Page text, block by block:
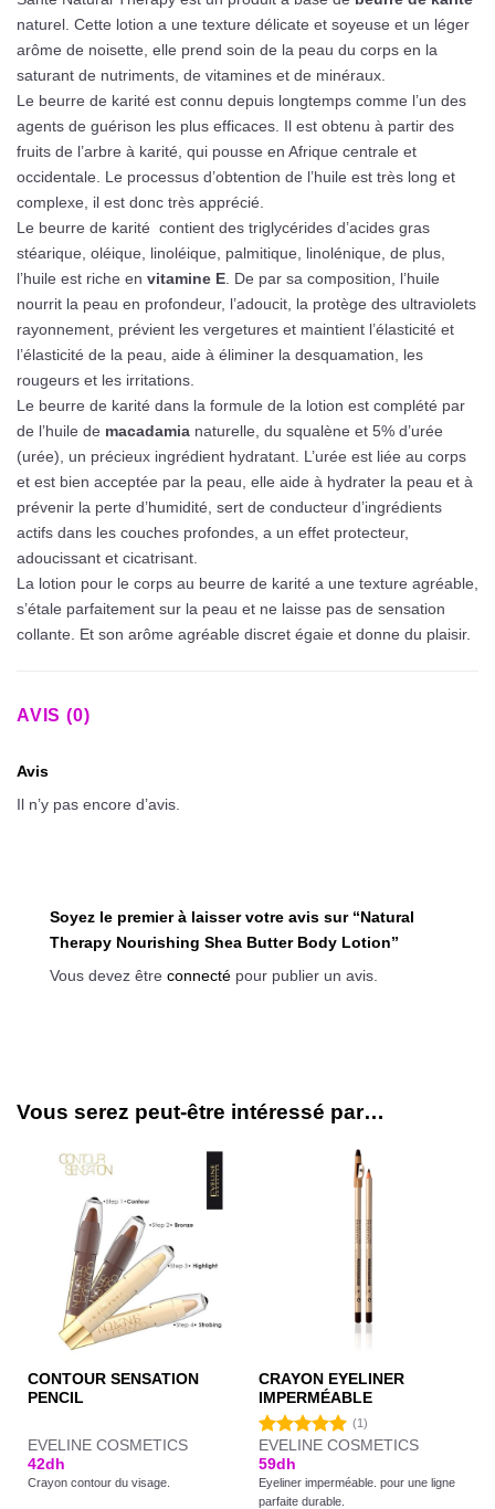
naturel. Cette lotion a une texture délicate et soyeuse et un léger
arôme de noisette, elle prend soin de la peau du corps en la
saturant de nutriments, de vitamines et de minéraux.
Le beurre de karité est connu depuis longtemps comme l’un des
agents de guérison les plus efficaces. Il est obtenu à partir des
fruits de l’arbre à karité, qui pousse en Afrique centrale et
occidentale. Le processus d’obtention de l’huile est très long et
complexe, il est donc très apprécié.
Le beurre de karité contient des triglycérides d’acides gras
stéarique, oléique, linoléique, palmitique, linolénique, de plus,
l’huile est riche en vitamine E . De par sa composition, l’huile
nourrit la peau en profondeur, l’adoucit, la protège des ultraviolets
rayonnement, prévient les vergetures et maintient l’élasticité et
l’élasticité de la peau, aide à éliminer la desquamation, les
rougeurs et les irritations.
Le beurre de karité dans la formule de la lotion est complété par
de l’huile de macadamia naturelle, du squalène et 5% d’urée
(urée), un précieux ingrédient hydratant. L’urée est liée au corps
et est bien acceptée par la peau, elle aide à hydrater la peau et à
prévenir la perte d’humidité, sert de conducteur d’ingrédients
actifs dans les couches profondes, a un effet protecteur,
adoucissant et cicatrisant.
La lotion pour le corps au beurre de karité a une texture agréable,
s’étale parfaitement sur la peau et ne laisse pas de sensation
collante. Et son arôme agréable discret égaie et donne du plaisir.
AVIS (0)
Avis
Il n’y pas encore d’avis.
Soyez le premier à laisser votre avis sur “Natural
Therapy Nourishing Shea Butter Body Lotion”
Vous devez être connecté pour publier un avis.
Vous serez peut-être intéressé par…
CONTOUR SENSATION
PENCIL
EVELINE COSMETICS
42dh
Crayon contour du visage.
CRAYON EYELINER
IMPERMÉABLE
Note5.00
sur 5
(1)
EVELINE COSMETICS
59dh
Eyeliner imperméable. pour une ligne
parfaite durable.